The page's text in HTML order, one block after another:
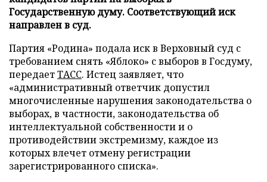
Государственную думу. Соответствующий иск
направлен в суд.
Партия «Родина» подала иск в Верховный суд с
требованием снять «Яблоко» с выборов в Госдуму,
передаетТАСС. Истец заявляет, что
«административный ответчик допустил
многочисленные нарушения законодательства о
выборах, в частности, законодательства об
интеллектуальной собственности и о
противодействии экстремизму, каждое из
которых влечет отмену регистрации
зарегистрированного списка».